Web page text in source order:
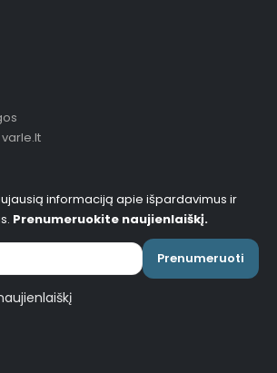
informaciją apie išpardavimus ir
Prenumeruokite naujienlaiškį.
Prenumeruoti